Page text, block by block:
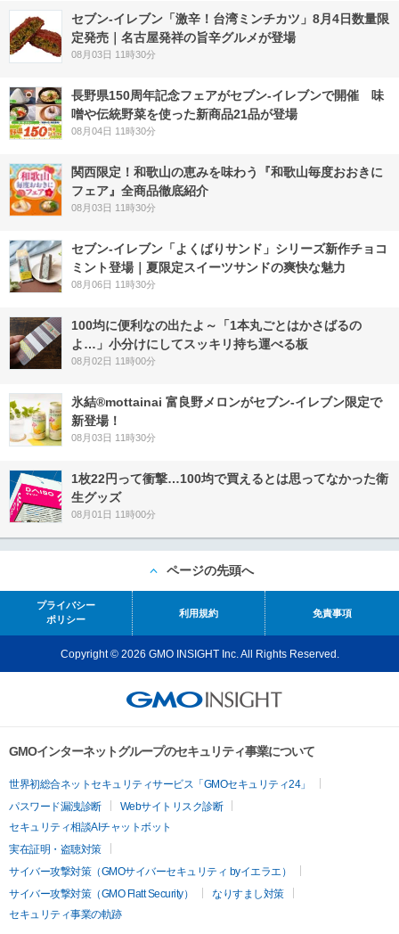
セブン-イレブン「激辛！台湾ミンチカツ」8月4日数量限
定発売｜名古屋発祥の旨辛グルメが登場
08月03日 11時30分
長野県150周年記念フェアがセブン-イレブンで開催 味
噌や伝統野菜を使った新商品21品が登場
08月04日 11時30分
関西限定！和歌山の恵みを味わう『和歌山毎度おおきに
フェア』全商品徹底紹介
08月03日 11時30分
セブン‐イレブン「よくばりサンド」シリーズ新作チョコ
ミント登場｜夏限定スイーツサンドの爽快な魅力
08月06日 11時30分
100均に便利なの出たよ～「1本丸ごとはかさばるの
よ…」小分けにしてスッキリ持ち運べる板
08月02日 11時00分
氷結®mottainai 富良野メロンがセブン‐イレブン限定で
新登場！
08月03日 11時30分
1枚22円って衝撃…100均で買えるとは思ってなかった衛
生グッズ
08月01日 11時00分
ページの先頭へ
プライバシー
ポリシー
利用規約 免責事項
Copyright © 2026 GMO INSIGHT Inc. All Rights Reserved.
GMOインターネットグループのセキュリティ事業について
世界初総合ネットセキュリティサービス「GMOセキュリティ24」
パスワード漏洩診断
Webサイトリスク診断
セキュリティ相談AIチャットボット
実在証明・盗聴対策
サイバー攻撃対策（GMOサイバーセキュリティ byイエラエ）
サイバー攻撃対策（GMO Flatt Security）
なりすまし対策
セキュリティ事業の軌跡